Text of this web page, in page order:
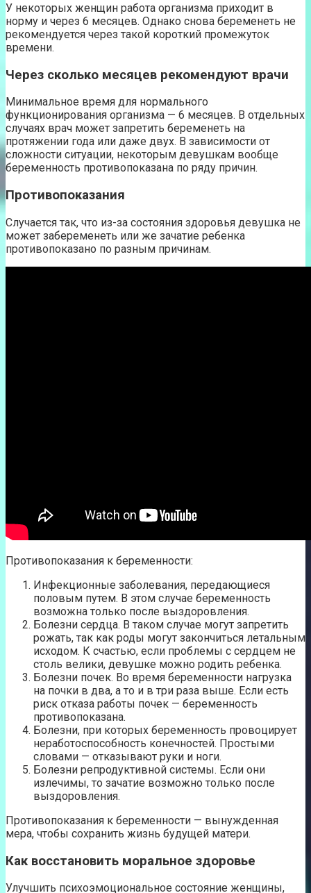
У некоторых женщин работа организма приходит в
норму и через 6 месяцев. Однако снова беременеть не
рекомендуется через такой короткий промежуток
времени.
Через сколько месяцев рекомендуют врачи
Минимальное время для нормального
функционирования организма — 6 месяцев. В отдельных
случаях врач может запретить беременеть на
протяжении года или даже двух. В зависимости от
сложности ситуации, некоторым девушкам вообще
беременность противопоказана по ряду причин.
Противопоказания
Случается так, что из-за состояния здоровья девушка не
может забеременеть или же зачатие ребенка
противопоказано по разным причинам.
Противопоказания к беременности:
Инфекционные заболевания, передающиеся
половым путем. В этом случае беременность
возможна только после выздоровления.
Болезни сердца. В таком случае могут запретить
рожать, так как роды могут закончиться летальным
исходом. К счастью, если проблемы с сердцем не
столь велики, девушке можно родить ребенка.
Болезни почек. Во время беременности нагрузка
на почки в два, а то и в три раза выше. Если есть
риск отказа работы почек — беременность
противопоказана.
Болезни, при которых беременность провоцирует
неработоспособность конечностей. Простыми
словами — отказывают руки и ноги.
Болезни репродуктивной системы. Если они
излечимы, то зачатие возможно только после
выздоровления.
Противопоказания к беременности — вынужденная
мера, чтобы сохранить жизнь будущей матери.
Как восстановить моральное здоровье
Улучшить психоэмоциональное состояние женщины,